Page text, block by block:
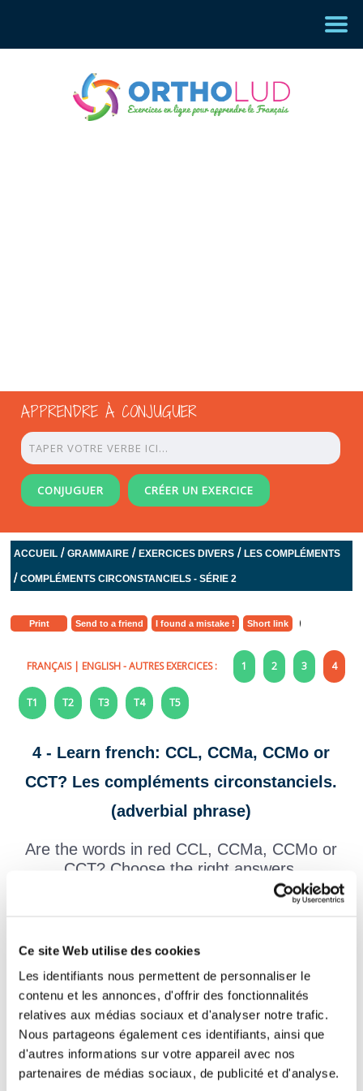
Ce site Web utilise des cookies
Les identifiants nous permettent de personnaliser le
contenu et les annonces, d'offrir des fonctionnalités
relatives aux médias sociaux et d'analyser notre trafic.
Nous partageons également ces identifiants, ainsi que
d'autres informations sur votre appareil avec nos
partenaires de médias sociaux, de publicité et d'analyse.
APPRENDRE À CONJUGUER
CONJUGUER CRÉER UN EXERCICE
ACCUEIL /GRAMMAIRE /EXERCICES DIVERS /LES COMPLÉMENTS
/COMPLÉMENTS CIRCONSTANCIELS - SÉRIE 2
Print Send to a friend I found a mistake ! Short link
FRANÇAIS| ENGLISH- AUTRES EXERCICES : 1 2 3 4
T1 T2 T3 T4 T5
4 - Learn french: CCL, CCMa, CCMo or
CCT? Les compléments circonstanciels.
(adverbial phrase)
Are the words in red CCL, CCMa, CCMo or
CCT? Choose the right answers.
CCL : complément circonstanciel de lieu (adverbial phrase of
(adverbial phrase of manner), CCMo Complément circonstanciel
Les chats dormaientparesseusement
sur le
fauteuil.
La pie est perchéeau sommet du sapin
Elle sèche ses cheveux avec une serviette .